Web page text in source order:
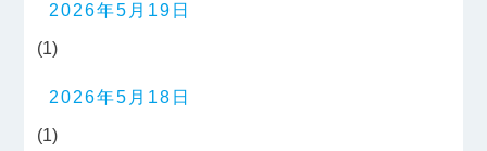
2026年5月19日
(1)
2026年5月18日
(1)